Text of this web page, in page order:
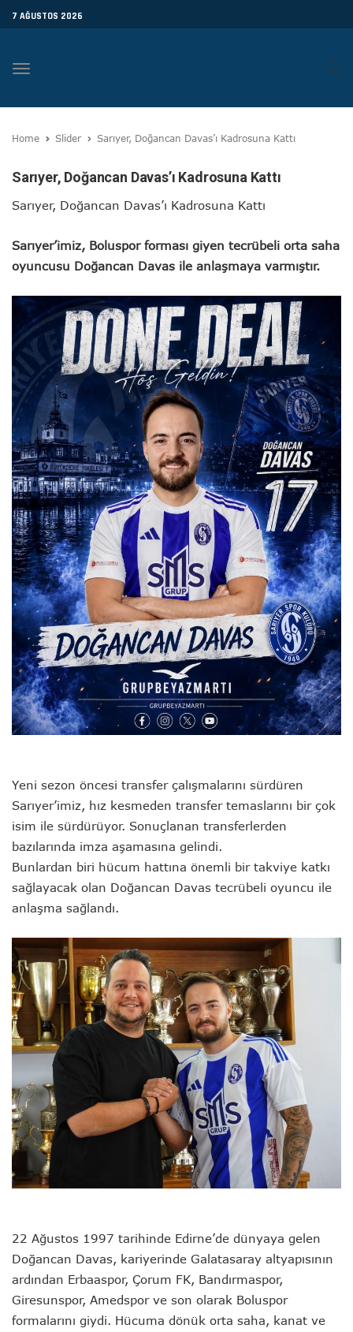
7 AĞUSTOS 2026
Toggle
Home Slider Sarıyer, Doğancan Davas’ı Kadrosuna Kattı
Sarıyer, Doğancan Davas’ı Kadrosuna Kattı
Sarıyer, Doğancan Davas’ı Kadrosuna Kattı
Sarıyer’imiz, Boluspor forması giyen tecrübeli orta saha
oyuncusu Doğancan Davas ile anlaşmaya varmıştır.
Yeni sezon öncesi transfer çalışmalarını sürdüren
Sarıyer’imiz, hız kesmeden transfer temaslarını bir çok
isim ile sürdürüyor. Sonuçlanan transferlerden
bazılarında imza aşamasına gelindi.
Bunlardan biri hücum hattına önemli bir takviye katkı
sağlayacak olan Doğancan Davas tecrübeli oyuncu ile
anlaşma sağlandı.
22 Ağustos 1997 tarihinde Edirne’de dünyaya gelen
Doğancan Davas, kariyerinde Galatasaray altyapısının
ardından Erbaaspor, Çorum FK, Bandırmaspor,
Giresunspor, Amedspor ve son olarak Boluspor
formalarını giydi. Hücuma dönük orta saha, kanat ve